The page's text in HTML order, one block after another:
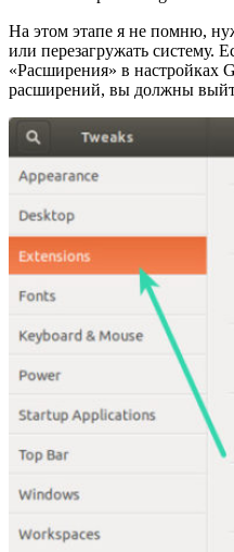
На этом этапе я не помню,
или перезагружать систему.
«Расширения» в настройках
расширений, вы должны